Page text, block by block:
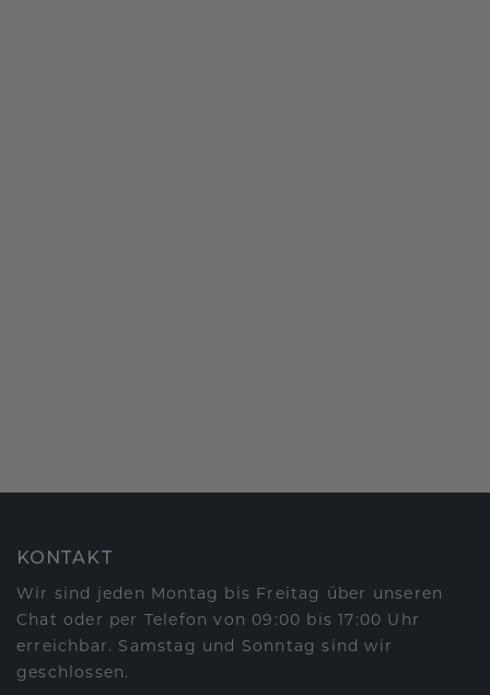
KONTAKT
Wir sind jeden Montag bis Freitag über unseren
Chat oder per Telefon von 09:00 bis 17:00 Uhr
erreichbar. Samstag und Sonntag sind wir
geschlossen.